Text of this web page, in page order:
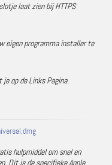
laat zien bij HTTPS
eigen programma installer te
op de Links Pagina.
hulpmiddel om snel en
Dit is de specifieke Apple